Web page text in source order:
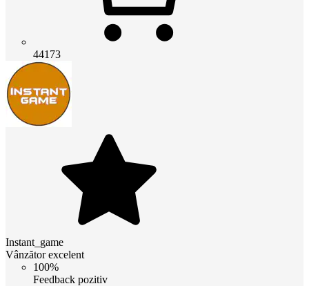
44173
Instant_game
Vânzător excelent
100%
Feedback pozitiv